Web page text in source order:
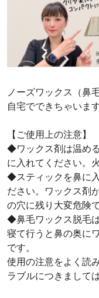
ノーズワックス（鼻
自宅でできちゃいま
【ご使用上の注意】
◆ワックス剤は温め
に入れてください。
◆スティックを鼻に
ださい。ワックス剤
の穴に残り大変危険で
◆鼻毛ワックス脱毛
寝て行うと鼻の奥に
です。
使用の注意をよく読
ラブルにつきまして